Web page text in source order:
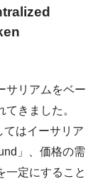
サリアムをベー
きました。
てはイーサリア
」、価格の需
一定にすること